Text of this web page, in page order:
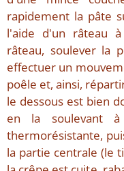
rapidement la pâte
l'aide d'un râteau
râteau, soulever la
effectuer un
poêle et, ainsi,
le dessous est bien
en la soulevant à
thermorésistante,
la partie centrale (le